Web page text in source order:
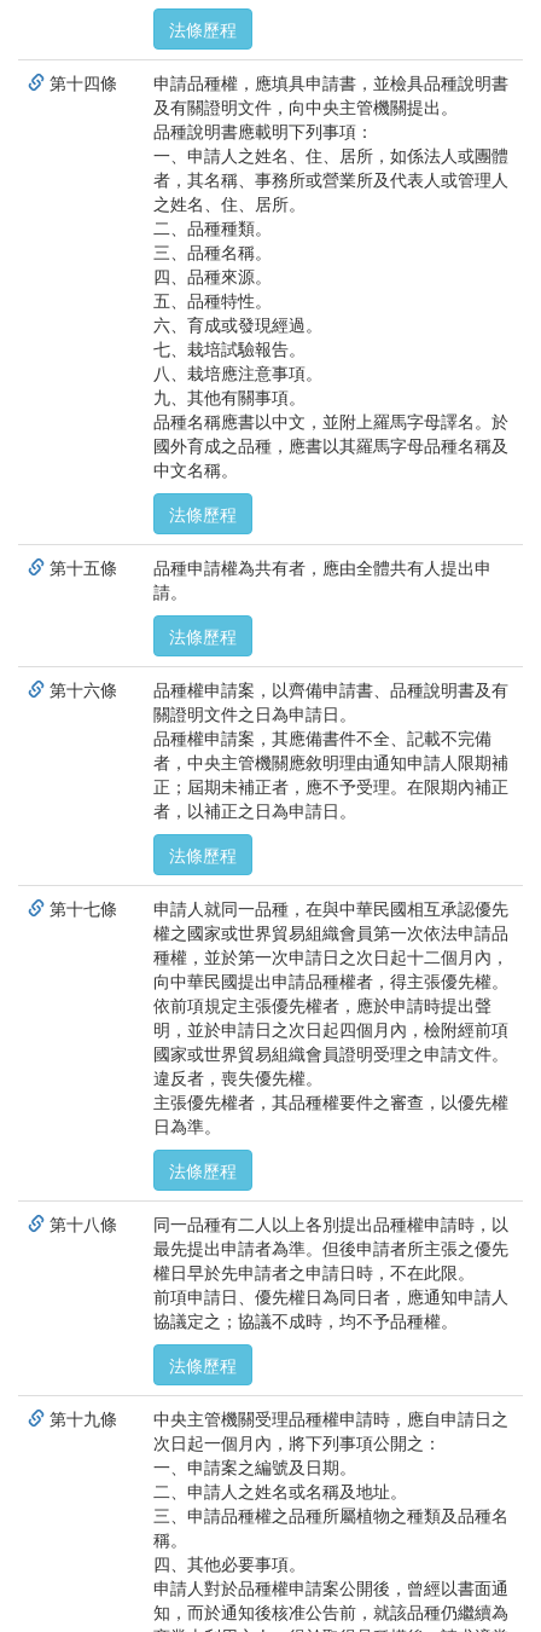
法條歷程
第十四條
申請品種權，應填具申請書，並檢具品種說明書
及有關證明文件，向中央主管機關提出。
品種說明書應載明下列事項：
一、申請人之姓名、住、居所，如係法人或團體
者，其名稱、事務所或營業所及代表人或管理人
之姓名、住、居所。
二、品種種類。
三、品種名稱。
四、品種來源。
五、品種特性。
六、育成或發現經過。
七、栽培試驗報告。
八、栽培應注意事項。
九、其他有關事項。
品種名稱應書以中文，並附上羅馬字母譯名。於
國外育成之品種，應書以其羅馬字母品種名稱及
中文名稱。
法條歷程
第十五條
品種申請權為共有者，應由全體共有人提出申
請。
法條歷程
第十六條
品種權申請案，以齊備申請書、品種說明書及有
關證明文件之日為申請日。
品種權申請案，其應備書件不全、記載不完備
者，中央主管機關應敘明理由通知申請人限期補
正；屆期未補正者，應不予受理。在限期內補正
者，以補正之日為申請日。
法條歷程
第十七條
申請人就同一品種，在與中華民國相互承認優先
權之國家或世界貿易組織會員第一次依法申請品
種權，並於第一次申請日之次日起十二個月內，
向中華民國提出申請品種權者，得主張優先權。
依前項規定主張優先權者，應於申請時提出聲
明，並於申請日之次日起四個月內，檢附經前項
國家或世界貿易組織會員證明受理之申請文件。
違反者，喪失優先權。
主張優先權者，其品種權要件之審查，以優先權
日為準。
法條歷程
第十八條
同一品種有二人以上各別提出品種權申請時，以
最先提出申請者為準。但後申請者所主張之優先
權日早於先申請者之申請日時，不在此限。
前項申請日、優先權日為同日者，應通知申請人
協議定之；協議不成時，均不予品種權。
法條歷程
第十九條
中央主管機關受理品種權申請時，應自申請日之
次日起一個月內，將下列事項公開之：
一、申請案之編號及日期。
二、申請人之姓名或名稱及地址。
三、申請品種權之品種所屬植物之種類及品種名
稱。
四、其他必要事項。
申請人對於品種權申請案公開後，曾經以書面通
知，而於通知後核准公告前，就該品種仍繼續為